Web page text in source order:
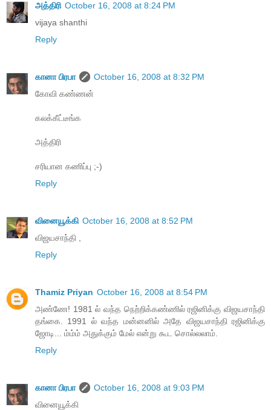
அத்திரி October 16, 2008 at 8:24 PM
vijaya shanthi
Reply
கானா பிரபா
October 16, 2008 at 8:32 PM
கோவி கண்ணன்
கலக்கீட்டீங்க
அத்திரி
சரியான கணிப்பு ;-)
Reply
வினையூக்கி October 16, 2008 at 8:52 PM
விஜயசாந்தி ,
Reply
Thamiz Priyan October 16, 2008 at 8:54 PM
அண்ணே! 1981 ல் வந்த நெற்றிக்கண்ணில் ரஜினிக்கு விஜயசாந்தி
தங்கை. 1991 ல் வந்த மன்னனில் அதே விஜயசாந்தி ரஜினிக்கு
ஜோடி... ம்ம்ம் அதுக்கும் மேல் என்று கூட சொல்லலாம்.
Reply
கானா பிரபா
October 16, 2008 at 9:03 PM
வினையூக்கி